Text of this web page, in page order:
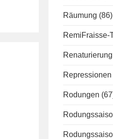
Räumung (86)
RemiFraisse-
Renaturierung
Repressionen
Rodungen